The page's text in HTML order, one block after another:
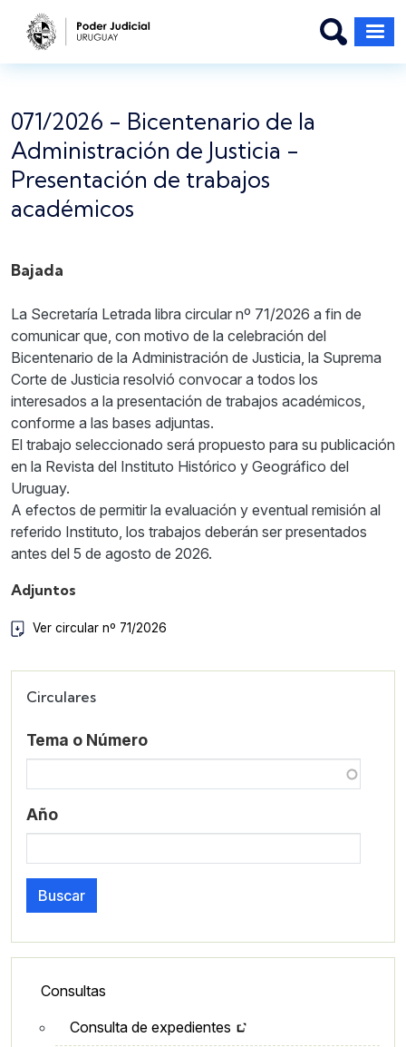
Pasar al contenido principal
071/2026 - Bicentenario de la
Administración de Justicia -
Presentación de trabajos
académicos
Bajada
La Secretaría Letrada libra circular nº 71/2026 a fin de
comunicar que, con motivo de la celebración del
Bicentenario de la Administración de Justicia, la Suprema
Corte de Justicia resolvió convocar a todos los
interesados a la presentación de trabajos académicos,
conforme a las bases adjuntas.
El trabajo seleccionado será propuesto para su publicación
en la Revista del Instituto Histórico y Geográfico del
Uruguay.
A efectos de permitir la evaluación y eventual remisión al
referido Instituto, los trabajos deberán ser presentados
antes del 5 de agosto de 2026.
Adjuntos
Ver circular nº 71/2026
Circulares
Tema o Número
Año
Buscar
Lateral - Menú secundario
Consultas
Consulta de expedientes